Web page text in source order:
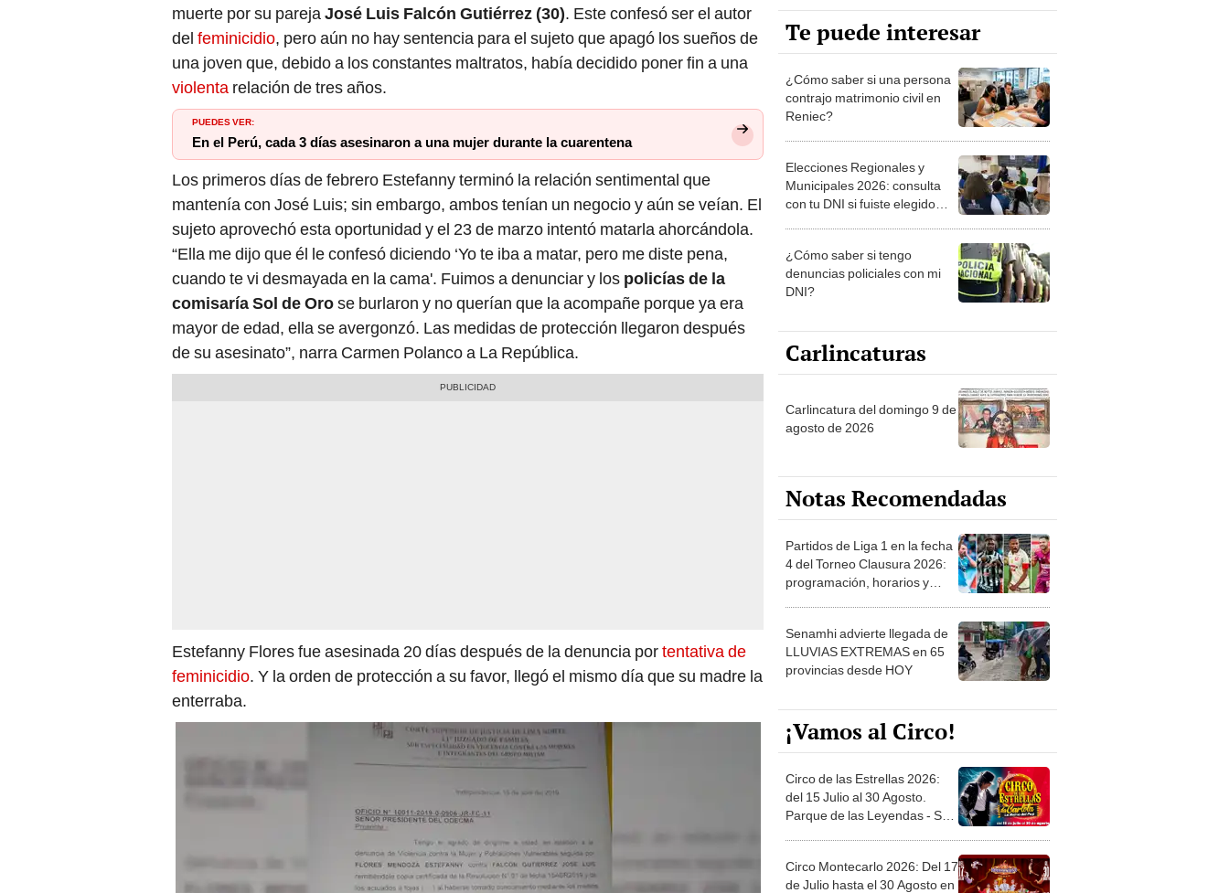
muerte por su parejaJosé Luis Falcón Gutiérrez (30). Este confesó ser el autor
del feminicidio, pero aún no hay sentencia para el sujeto que apagó los sueños de
una joven que, debido a los constantes maltratos, había decidido poner fin a una
violenta relación de tres años.
PUEDES VER:
En el Perú, cada 3 días asesinaron a una mujer durante la cuarentena
Los primeros días de febrero Estefanny terminó la relación sentimental que
mantenía con José Luis; sin embargo, ambos tenían un negocio y aún se veían. El
sujeto aprovechó esta oportunidad y el 23 de marzo intentó matarla ahorcándola.
“Ella me dijo que él le confesó diciendo ‘Yo te iba a matar, pero me diste pena,
cuando te vi desmayada en la cama'. Fuimos a denunciar y los policías de la
comisaría Sol de Orose burlaron y no querían que la acompañe porque ya era
mayor de edad, ella se avergonzó. Las medidas de protección llegaron después
de su asesinato”, narra Carmen Polanco a La República.
Estefanny Flores fue asesinada 20 días después de la denuncia portentativa de
feminicidio. Y la orden de protección a su favor, llegó el mismo día que su madre la
enterraba.
Te puede interesar
¿Cómo saber si una persona
contrajo matrimonio civil en
Reniec?
Elecciones Regionales y
Municipales 2026: consulta
con tu DNI si fuiste elegido
la ONPE
¿Cómo saber si tengo
denuncias policiales con mi
DNI?
Carlincaturas
Carlincatura del domingo 9 de
agosto de 2026
Notas Recomendadas
Partidos de Liga 1 en la fecha
4 del Torneo Clausura 2026:
programación, horarios y
Senamhi advierte llegada de
LLUVIAS EXTREMAS en 65
provincias desde HOY
¡Vamos al Circo!
Circo de las Estrellas 2026:
del 15 Julio al 30 Agosto.
Parque de las Leyendas - San
Circo Montecarlo 2026: Del 17
de Julio hasta el 30 Agosto en